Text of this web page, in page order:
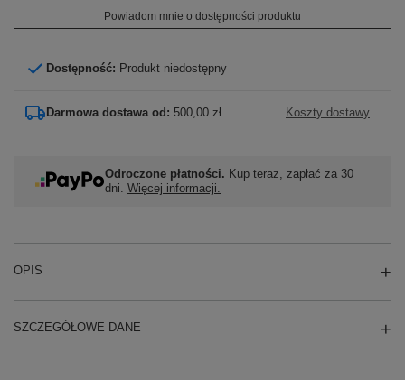
Powiadom mnie o dostępności produktu
Dostępność: Produkt niedostępny
Darmowa dostawa od: 500,00 zł Koszty dostawy
Odroczone płatności. Kup teraz, zapłać za 30
dni. Więcej informacji.
OPIS
SZCZEGÓŁOWE DANE